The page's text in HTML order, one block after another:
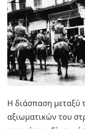
Η διάσπαση μεταξύ
αξιωματικών του